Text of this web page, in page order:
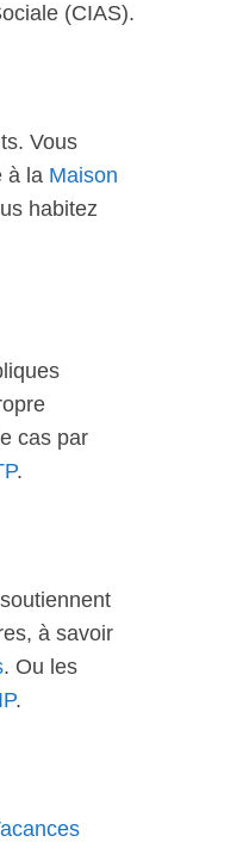
(CIAS).
Vous
à la Maison
habitez
cas par
.
à savoir
. Ou les
.